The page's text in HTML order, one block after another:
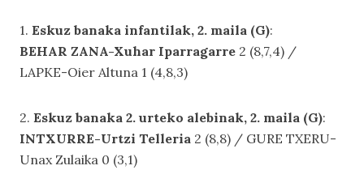
1. Eskuz banaka infantilak, 2. maila (G):
BEHAR ZANA-Xuhar Iparragarre 2 (8,7,4) /
LAPKE-Oier Altuna 1 (4,8,3)
2. Eskuz banaka 2. urteko alebinak, 2. maila (G):
INTXURRE-Urtzi Telleria 2 (8,8) / GURE TXERU-
Unax Zulaika 0 (3,1)